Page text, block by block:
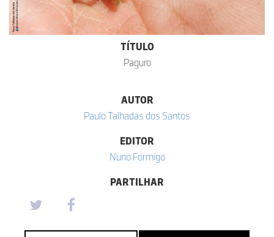
TÍTULO
Paguro
AUTOR
Paulo Talhadas dos Santos
EDITOR
Nuno Formigo
PARTILHAR